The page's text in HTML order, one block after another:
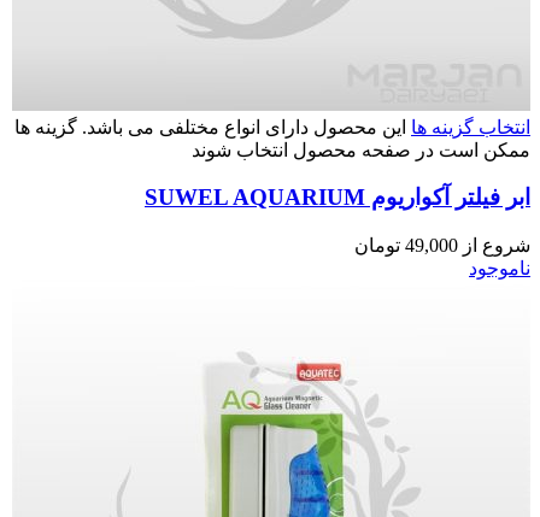
انتخاب گزینه ها این محصول دارای انواع مختلفی می باشد. گزینه ها
ممکن است در صفحه محصول انتخاب شوند
ابر فیلتر آکواریوم SUWEL AQUARIUM
شروع از 49,000 تومان
ناموجود